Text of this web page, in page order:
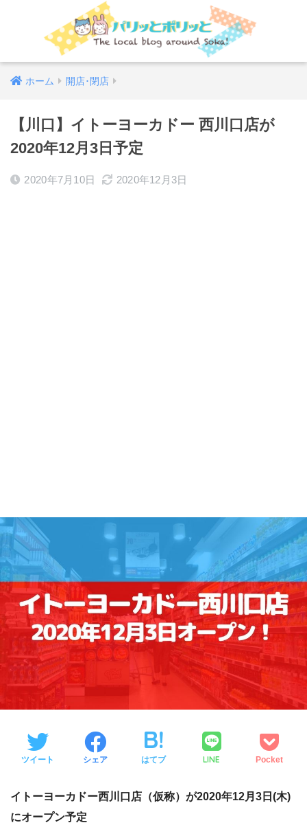
ホーム 開店･閉店
【川口】イトーヨーカドー 西川口店が
2020年12月3日予定
2020年7月10日 2020年12月3日
ツイート シェア はてブ LINE Pocket
イトーヨーカドー西川口店（仮称）が2020年12月3日(木)
にオープン予定